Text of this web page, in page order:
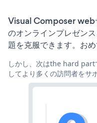
Visual Composer web
のオンラインプレゼン
題を克服できます。おめ
しかし、次はthe hard
してより多くの訪問者をサ